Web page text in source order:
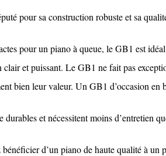
pour sa construction robuste et sa
pour un piano à queue, le GB1 est
et puissant. Le GB1 ne fait pas
bien leur valeur. Un GB1 d’occasion
et nécessitent moins d’entretien
d’un piano de haute qualité à